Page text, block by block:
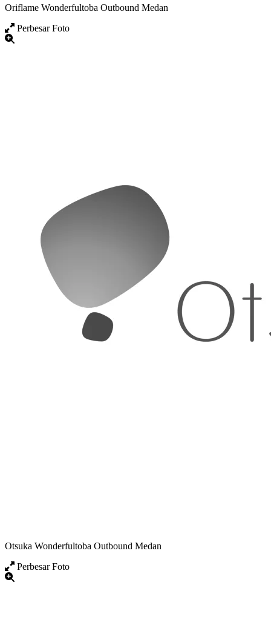
Oriflame Wonderfultoba Outbound Medan
Perbesar Foto
Otsuka Wonderfultoba Outbound Medan
Perbesar Foto